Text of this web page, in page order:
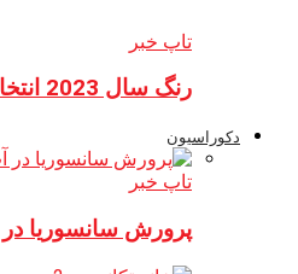
تاپ خبر
رنگ سال 2023 انتخاب شد: Viva Magenta 18-750 نماد قدرت
دکوراسیون
تاپ خبر
پرورش سانسوریا در